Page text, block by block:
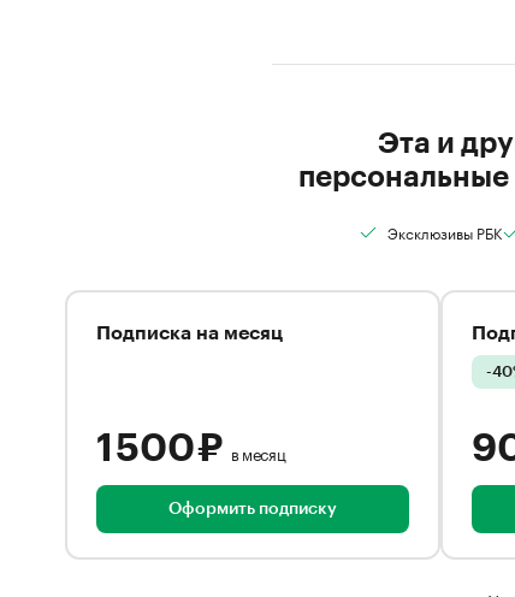
Эта и
Эксклюзивы РБК
Подписка на месяц
1 500 ₽ в месяц
Оформить подписку
-